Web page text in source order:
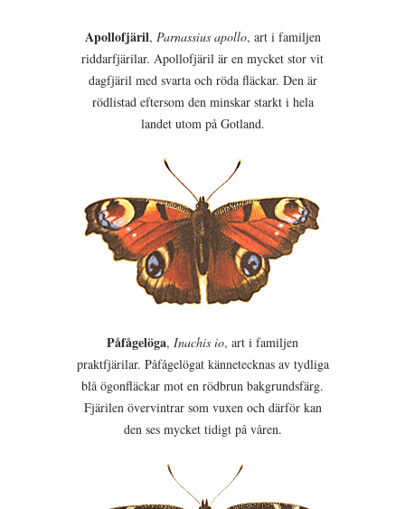
Apollofjäril, Parnassius apollo, art i familjen
riddarfjärilar. Apollofjäril är en mycket stor vit
dagfjäril med svarta och röda fläckar. Den är
rödlistad eftersom den minskar starkt i hela
landet utom på Gotland.
Påfågelöga, Inachis io, art i familjen
praktfjärilar. Påfågelögat kännetecknas av tydliga
blå ögonfläckar mot en rödbrun bakgrundsfärg.
Fjärilen övervintrar som vuxen och därför kan
den ses mycket tidigt på våren.